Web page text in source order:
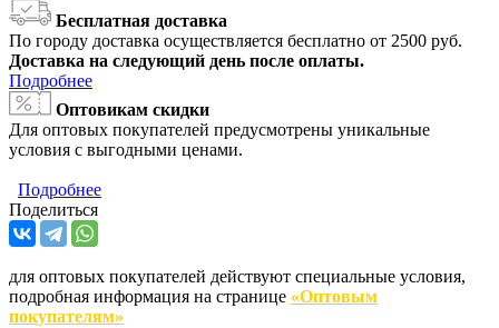
Бесплатная доставка
По городу доставка осуществляется бесплатно от 2500 руб.
Доставка на следующий день после оплаты.
Подробнее
Оптовикам скидки
Для оптовых покупателей предусмотрены уникальные
условия с выгодными ценами.
Подробнее
Поделиться
для оптовых покупателей действуют специальные условия,
подробная информация на странице «Оптовым
покупателям»